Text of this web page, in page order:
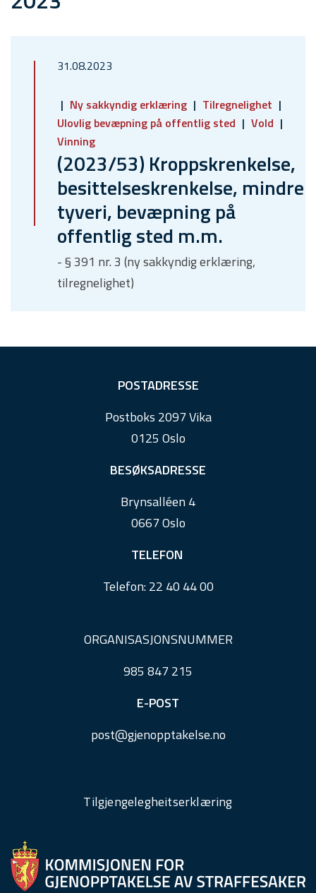
31.08.2023
Ny sakkyndig erklæring
Tilregnelighet
Ulovlig bevæpning på offentlig sted
Vold
Vinning
(2023/53) Kroppskrenkelse,
besittelseskrenkelse, mindre
tyveri, bevæpning på
offentlig sted m.m.
- § 391 nr. 3 (ny sakkyndig erklæring,
tilregnelighet)
POSTADRESSE
Postboks 2097 Vika
0125 Oslo
BESØKSADRESSE
Brynsalléen 4
0667 Oslo
TELEFON
Telefon:22 40 44 00
ORGANISASJONSNUMMER
985 847 215
E-POST
post@gjenopptakelse.no
Tilgjengelegheitserklæring